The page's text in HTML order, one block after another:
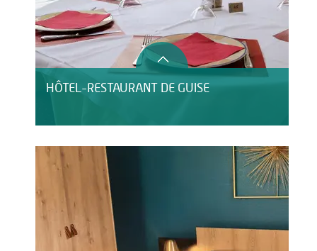
HÔTEL-RESTAURANT DE GUISE